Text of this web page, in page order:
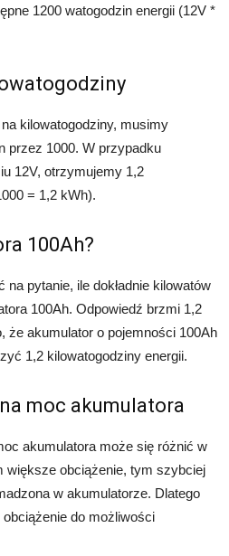
1200 watogodzin energii (12V *
kilowatogodziny, musimy
przez 1000. W przypadku
12V, otrzymujemy 1,2
= 1,2 kWh).
100Ah?
pytanie, ile dokładnie kilowatów
100Ah. Odpowiedź brzmi 1,2
że akumulator o pojemności 100Ah
1,2 kilowatogodziny energii.
moc akumulatora
akumulatora może się różnić w
większe obciążenie, tym szybciej
w akumulatorze. Dlatego
do możliwości